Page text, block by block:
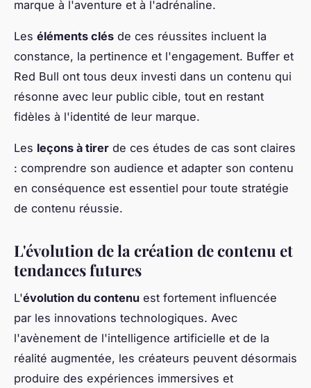
marque à l'aventure et à l'adrénaline.
Les éléments clés de ces réussites incluent la
constance, la pertinence et l'engagement. Buffer et
Red Bull ont tous deux investi dans un contenu qui
résonne avec leur public cible, tout en restant
fidèles à l'identité de leur marque.
Les leçons à tirer de ces études de cas sont claires
: comprendre son audience et adapter son contenu
en conséquence est essentiel pour toute stratégie
de contenu réussie.
L'évolution de la création de contenu et
tendances futures
L'évolution du contenu est fortement influencée
par les innovations technologiques. Avec
l'avènement de l'intelligence artificielle et de la
réalité augmentée, les créateurs peuvent désormais
produire des expériences immersives et